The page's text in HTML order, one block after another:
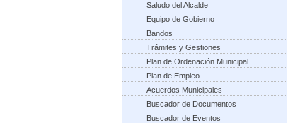
Saludo del Alcalde
Equipo de Gobierno
Bandos
Trámites y Gestiones
Plan de Ordenación Municipal
Plan de Empleo
Acuerdos Municipales
Buscador de Documentos
Buscador de Eventos